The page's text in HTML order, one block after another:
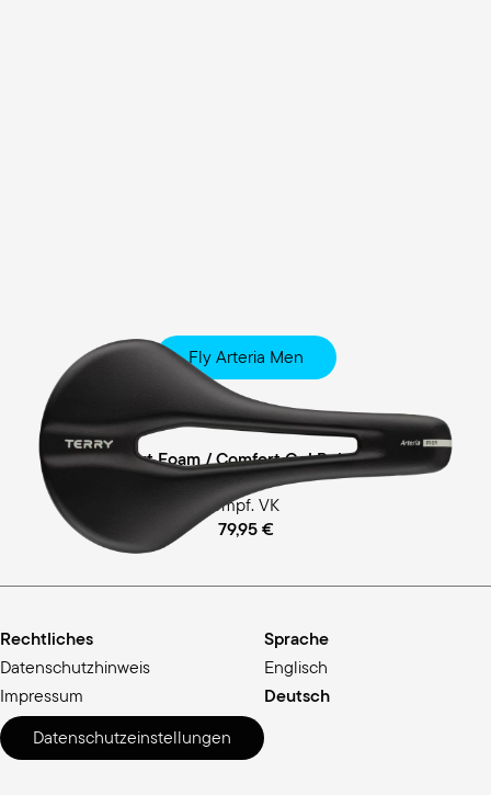
Fly Arteria Men
Race
Comfort Foam / Comfort Gel Polsterung
empf. VK
79,95 €
Rechtliches
Datenschutzhinweis
Impressum
Datenschutzeinstellungen
Sprache
Englisch
Deutsch